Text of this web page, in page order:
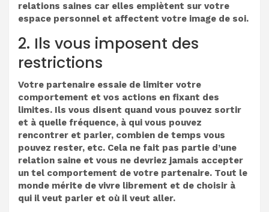
relations saines car elles empiètent sur votre
espace personnel et affectent votre image de soi.
2. Ils vous imposent des
restrictions
Votre partenaire essaie de limiter votre
comportement et vos actions en fixant des
limites. Ils vous disent quand vous pouvez sortir
et à quelle fréquence, à qui vous pouvez
rencontrer et parler, combien de temps vous
pouvez rester, etc. Cela ne fait pas partie d’une
relation saine et vous ne devriez jamais accepter
un tel comportement de votre partenaire. Tout le
monde mérite de vivre librement et de choisir à
qui il veut parler et où il veut aller.